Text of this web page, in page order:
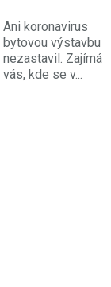
Ani koronavirus
bytovou výstavbu
nezastavil. Zajímá
vás, kde se v...